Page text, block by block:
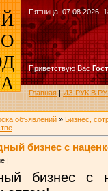
Пятница, 07.08.2026,
Приветствую Вас
Главная|ИЗ РУК В
объявлений» Бизнес,
бизнес с
|
бизнес с